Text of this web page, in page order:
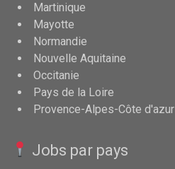
Martinique
Mayotte
Normandie
Nouvelle Aquitaine
Occitanie
Pays de la Loire
Provence-Alpes-Côte d'azur
Jobs par pays